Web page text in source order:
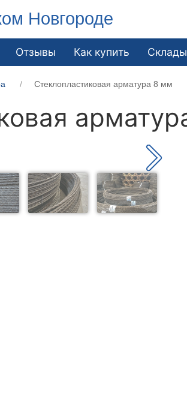
Новгороде
Отзывы Как купить Склады
Стеклопластиковая арматура 8 мм